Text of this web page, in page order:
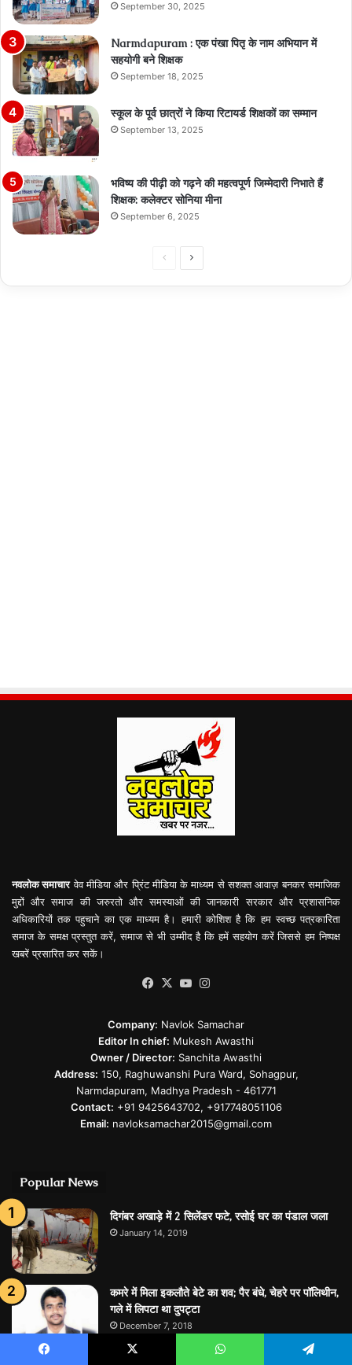
September 30, 2025
Narmdapuram : एक पंखा पितृ के नाम अभियान में
सहयोगी बने शिक्षक
September 18, 2025
स्कूल के पूर्व छात्रों ने किया रिटायर्ड शिक्षकों का सम्मान
September 13, 2025
भविष्य की पीढ़ी को गढ़ने की महत्वपूर्ण जिम्मेदारी निभाते हैं
शिक्षक: कलेक्टर सोनिया मीना
September 6, 2025
PreviousNext
नवलोक समाचारवेव मीडिया और प्रिंट मीडिया के माध्यम से सशक्त आवाज़ बनकर समाजिक
मुद्दों और समाज की जरुरतो और समस्याओं की जानकारी सरकार और प्रशासनिक
अधिकारियों तक पहुचाने का एक माध्यम है। हमारी कोशिश है कि हम स्वच्छ पत्रकारिता
समाज के समक्ष प्रस्तुत करें, समाज से भी उम्मीद है कि हमें सहयोग करें जिससे हम निष्पक्ष
खबरें प्रसारित कर सकें।
Facebook
X YouTube
Company: Navlok Samachar
Editor In chief: Mukesh Awasthi
Owner / Director: Sanchita Awasthi
Address: 150, Raghuwanshi Pura Ward, Sohagpur,
Narmdapuram, Madhya Pradesh - 461771
Contact: +91 9425643702, +917748051106
Email: navloksamachar2015@gmail.com
Popular News
दिगंबर अखाड़े में 2 सिलेंडर फटे, रसोई घर का पंडाल जला
January 14, 2019
कमरे में मिला इकलौते बेटे का शव; पैर बंधे, चेहरे पर पॉलिथीन,
गले में लिपटा था दुपट्टा
December 7, 2018